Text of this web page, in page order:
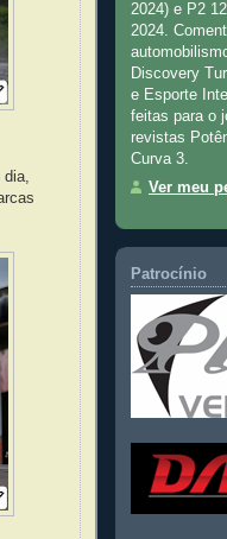
2024) e P2
2024.
Discovery
e Esporte
feitas para o
revistas
Curva 3.
Ver meu
Patrocínio